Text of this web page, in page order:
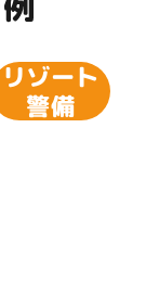
リゾート
警備